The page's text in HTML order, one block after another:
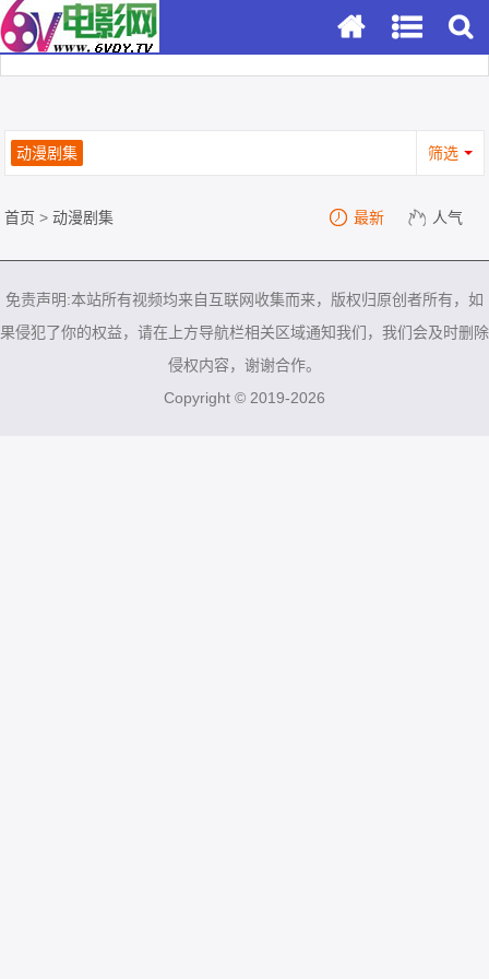
动漫剧集 筛选
首页 >动漫剧集 最新 人气
免责声明:本站所有视频均来自互联网收集而来，版权归原创者所有，如
果侵犯了你的权益，请在上方导航栏相关区域通知我们，我们会及时删除
侵权内容，谢谢合作。
Copyright © 2019-2026